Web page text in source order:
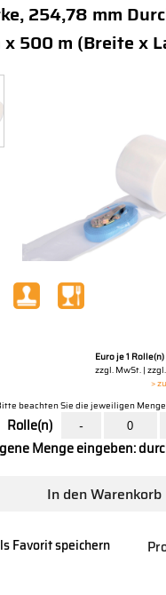
254,78 mm
500 m (Breite x
Euro je 1
zzgl. MwSt. |
>
beachten Sie die jeweiligen
Rolle(n) -
Menge eingeben:
In den Warenkorb
Favorit speichern